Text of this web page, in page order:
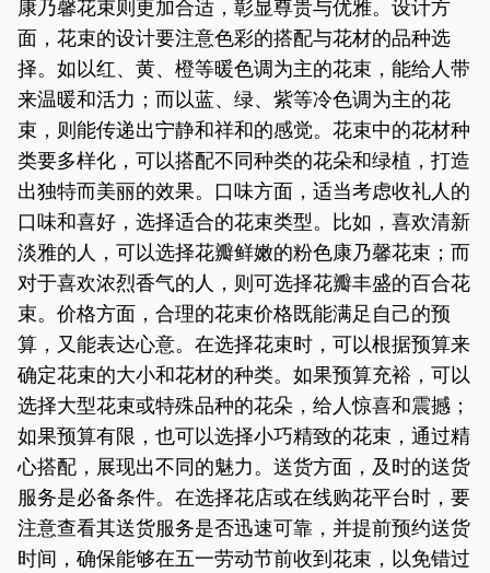
康乃馨花束则更加合适，彰显尊贵与优雅。设计方
面，花束的设计要注意色彩的搭配与花材的品种选
择。如以红、黄、橙等暖色调为主的花束，能给人带
来温暖和活力；而以蓝、绿、紫等冷色调为主的花
束，则能传递出宁静和祥和的感觉。花束中的花材种
类要多样化，可以搭配不同种类的花朵和绿植，打造
出独特而美丽的效果。口味方面，适当考虑收礼人的
口味和喜好，选择适合的花束类型。比如，喜欢清新
淡雅的人，可以选择花瓣鲜嫩的粉色康乃馨花束；而
对于喜欢浓烈香气的人，则可选择花瓣丰盛的百合花
束。价格方面，合理的花束价格既能满足自己的预
算，又能表达心意。在选择花束时，可以根据预算来
确定花束的大小和花材的种类。如果预算充裕，可以
选择大型花束或特殊品种的花朵，给人惊喜和震撼；
如果预算有限，也可以选择小巧精致的花束，通过精
心搭配，展现出不同的魅力。送货方面，及时的送货
服务是必备条件。在选择花店或在线购花平台时，要
注意查看其送货服务是否迅速可靠，并提前预约送货
时间，确保能够在五一劳动节前收到花束，以免错过